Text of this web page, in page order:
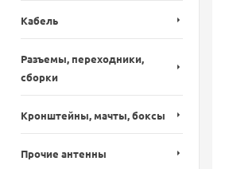
Кабель
Разъемы, переходники,
сборки
Кронштейны, мачты, боксы
Прочие антенны